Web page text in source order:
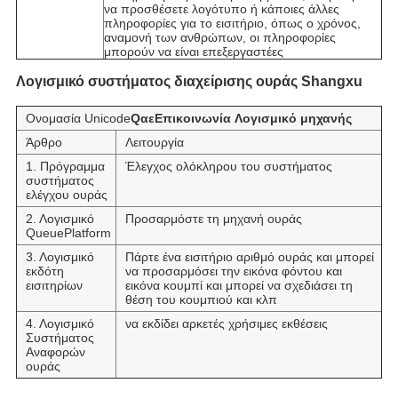
να προσθέσετε λογότυπο ή κάποιες άλλες
πληροφορίες για το εισιτήριο, όπως ο χρόνος,
αναμονή των ανθρώπων, οι πληροφορίες
μπορούν να είναι επεξεργαστέες
Λογισμικό συστήματος διαχείρισης ουράς Shangxu
Ονομασία UnicodeQαεΕπικοινωνία Λογισμικό μηχανής
Άρθρο
Λειτουργία
1. Πρόγραμμα
συστήματος
ελέγχου ουράς
Έλεγχος ολόκληρου του συστήματος
2. Λογισμικό
QueuePlatform
Προσαρμόστε τη μηχανή ουράς
3. Λογισμικό
εκδότη
εισιτηρίων
Πάρτε ένα εισιτήριο αριθμό ουράς και μπορεί
να προσαρμόσει την εικόνα φόντου και
εικόνα κουμπί και μπορεί να σχεδιάσει τη
θέση του κουμπιού και κλπ
4. Λογισμικό
Συστήματος
Αναφορών
ουράς
να εκδίδει αρκετές χρήσιμες εκθέσεις